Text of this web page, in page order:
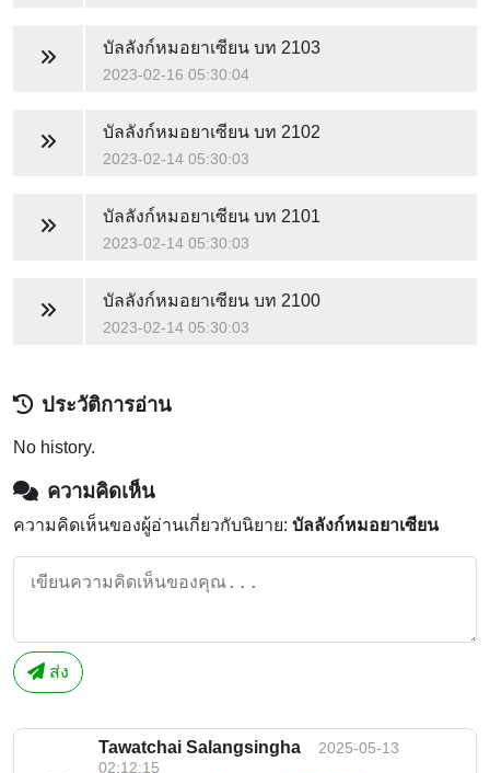
บัลลังก์หมอยาเซียนบท 2103
2023-02-16 05:30:04
บัลลังก์หมอยาเซียนบท 2102
2023-02-14 05:30:03
บัลลังก์หมอยาเซียนบท 2101
2023-02-14 05:30:03
บัลลังก์หมอยาเซียนบท 2100
2023-02-14 05:30:03
ประวัติการอ่าน
No history.
ความคิดเห็น
ความคิดเห็นของผู้อ่านเกี่ยวกับนิยาย: บัลลังก์หมอยาเซียน
ส่ง
Tawatchai Salangsingha
2025-05-13
02:12:15